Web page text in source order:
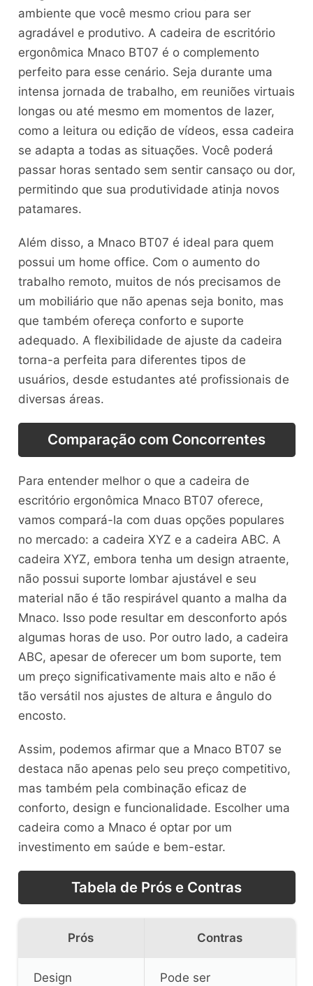
ambiente que você mesmo criou para ser
agradável e produtivo. A cadeira de escritório
ergonômica Mnaco BT07 é o complemento
perfeito para esse cenário. Seja durante uma
intensa jornada de trabalho, em reuniões virtuais
longas ou até mesmo em momentos de lazer,
como a leitura ou edição de vídeos, essa cadeira
se adapta a todas as situações. Você poderá
passar horas sentado sem sentir cansaço ou dor,
permitindo que sua produtividade atinja novos
patamares.
Além disso, a Mnaco BT07 é ideal para quem
possui um home office. Com o aumento do
trabalho remoto, muitos de nós precisamos de
um mobiliário que não apenas seja bonito, mas
que também ofereça conforto e suporte
adequado. A flexibilidade de ajuste da cadeira
torna-a perfeita para diferentes tipos de
usuários, desde estudantes até profissionais de
diversas áreas.
Comparação com Concorrentes
Para entender melhor o que a cadeira de
escritório ergonômica Mnaco BT07 oferece,
vamos compará-la com duas opções populares
no mercado: a cadeira XYZ e a cadeira ABC. A
cadeira XYZ, embora tenha um design atraente,
não possui suporte lombar ajustável e seu
material não é tão respirável quanto a malha da
Mnaco. Isso pode resultar em desconforto após
algumas horas de uso. Por outro lado, a cadeira
ABC, apesar de oferecer um bom suporte, tem
um preço significativamente mais alto e não é
tão versátil nos ajustes de altura e ângulo do
encosto.
Assim, podemos afirmar que a Mnaco BT07 se
destaca não apenas pelo seu preço competitivo,
mas também pela combinação eficaz de
conforto, design e funcionalidade. Escolher uma
cadeira como a Mnaco é optar por um
investimento em saúde e bem-estar.
Tabela de Prós e Contras
Prós Contras
Design
Pode ser